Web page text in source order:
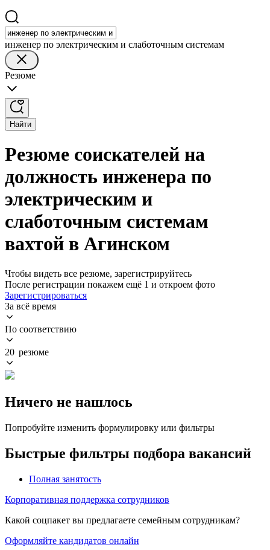
инженер по электрическим и слаботочным системам
Резюме
Найти
Резюме соискателей на
должность инженера по
электрическим и
слаботочным системам
вахтой в Агинском
Чтобы видеть все резюме, зарегистрируйтесь
После регистрации покажем ещё 1 и откроем фото
Зарегистрироваться
За всё время
По соответствию
20 резюме
Ничего не нашлось
Попробуйте изменить формулировку или фильтры
Быстрые фильтры подбора вакансий
Полная занятость
Корпоративная поддержка сотрудников
Какой соцпакет вы предлагаете семейным сотрудникам?
Оформляйте кандидатов онлайн